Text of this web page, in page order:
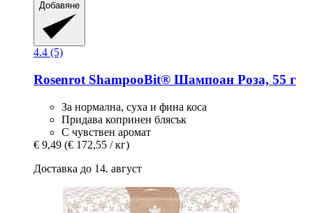
Добавяне
4.4 (5)
Rosenrot ShampooBit® Шампоан Роза, 55 г
За нормална, суха и фина коса
Придава копринен блясък
С чувствен аромат
€ 9,49 (€ 172,55 / кг)
Доставка до 14. август